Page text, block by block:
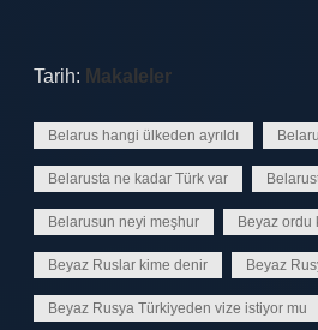
Tarih: Makaleler
Belarus hangi ülkeden ayrıldı
Belarusta ne kadar Türk var
Belarusun neyi meşhur Beyaz ordu
Beyaz Ruslar kime denir Beyaz
Beyaz Rusya Türkiyeden vize istiyor mu